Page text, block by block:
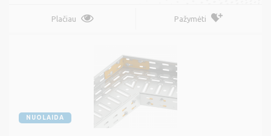
Plačiau Pažymėti
NUOLAIDA